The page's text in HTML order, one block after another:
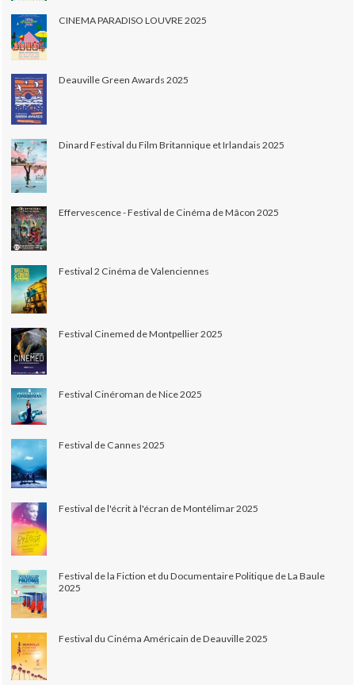
CINEMA PARADISO LOUVRE 2025
Deauville Green Awards 2025
Dinard Festival du Film Britannique et Irlandais 2025
Effervescence - Festival de Cinéma de Mâcon 2025
Festival 2 Cinéma de Valenciennes
Festival Cinemed de Montpellier 2025
Festival Cinéroman de Nice 2025
Festival de Cannes 2025
Festival de l'écrit à l'écran de Montélimar 2025
Festival de la Fiction et du Documentaire Politique de La Baule
2025
Festival du Cinéma Américain de Deauville 2025